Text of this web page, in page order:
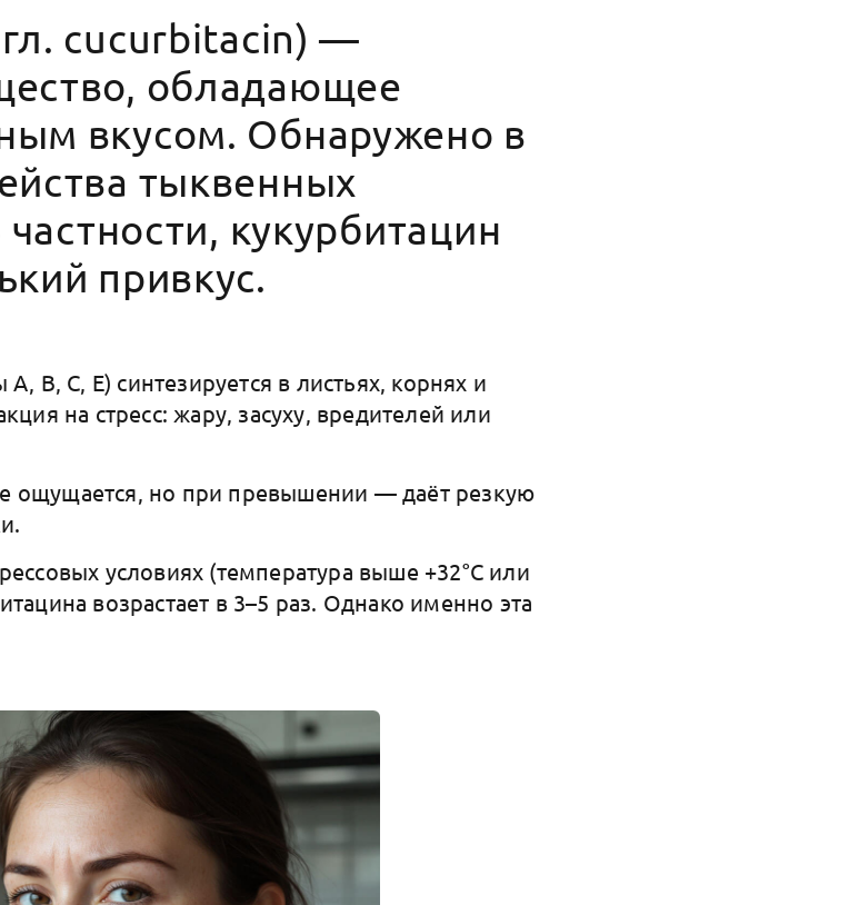
cucurbitacin) —
обладающее
вкусом. Обнаружено в
тыквенных
кукурбитацин
привкус.
B, C, E) синтезируется в листьях, корнях и
на стресс: жару, засуху, вредителей или
ощущается, но при превышении — даёт резкую
условиях (температура выше +32°C или
возрастает в 3–5 раз. Однако именно эта